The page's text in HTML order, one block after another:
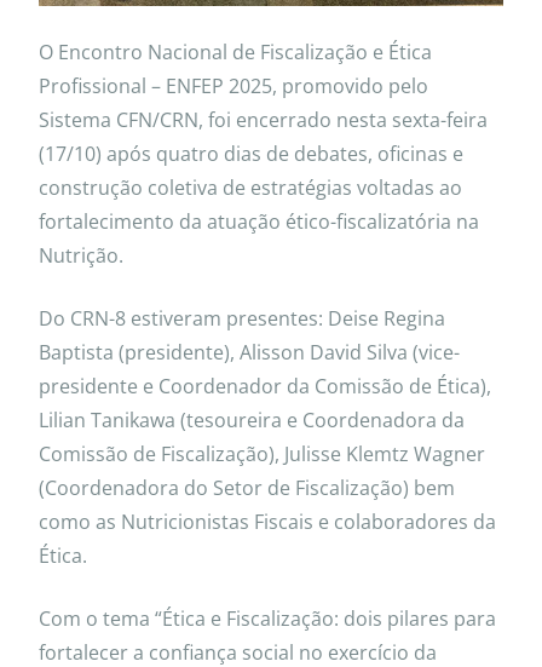
O Encontro Nacional de Fiscalização e Ética
Profissional – ENFEP 2025, promovido pelo
Sistema CFN/CRN, foi encerrado nesta sexta-feira
(17/10) após quatro dias de debates, oficinas e
construção coletiva de estratégias voltadas ao
fortalecimento da atuação ético-fiscalizatória na
Nutrição.
Do CRN-8 estiveram presentes: Deise Regina
Baptista (presidente), Alisson David Silva (vice-
presidente e Coordenador da Comissão de Ética),
Lilian Tanikawa (tesoureira e Coordenadora da
Comissão de Fiscalização), Julisse Klemtz Wagner
(Coordenadora do Setor de Fiscalização) bem
como as Nutricionistas Fiscais e colaboradores da
Ética.
Com o tema “Ética e Fiscalização: dois pilares para
fortalecer a confiança social no exercício da